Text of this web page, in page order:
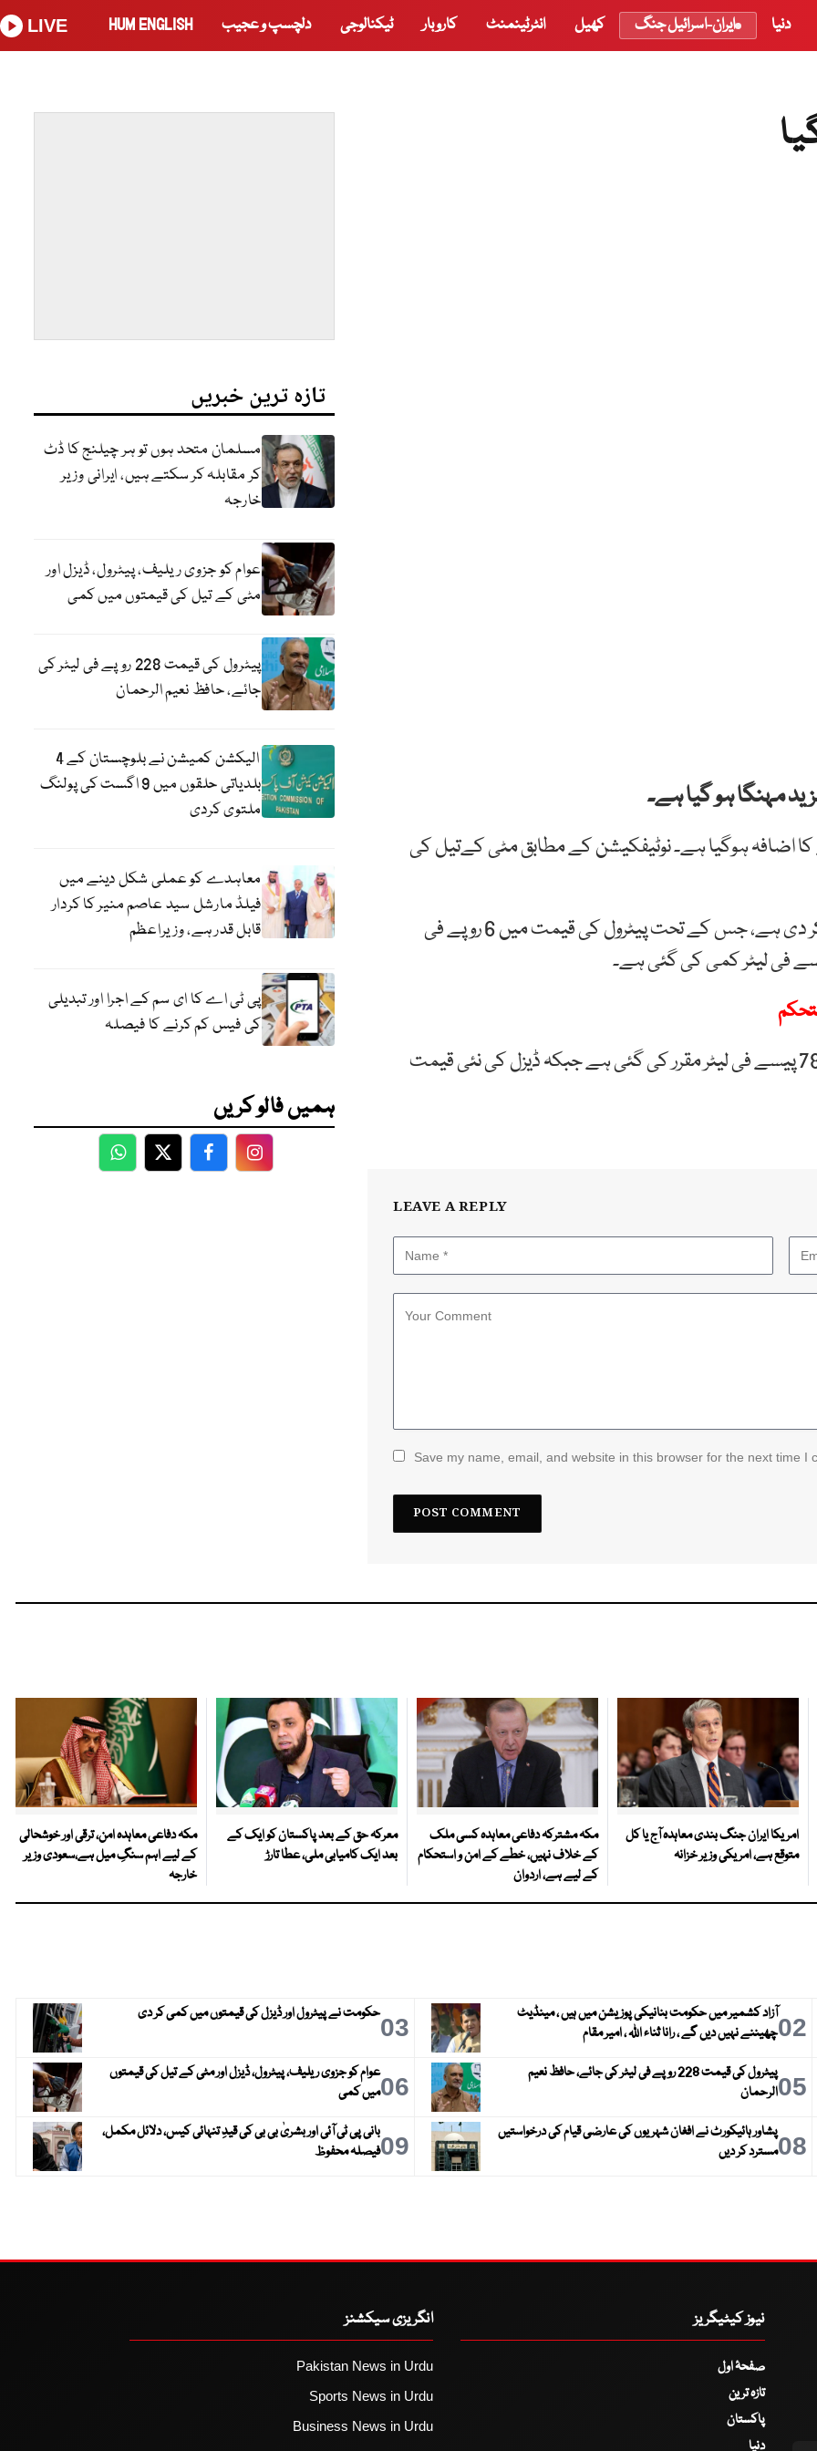
دنیا ایران-اسرائیل جنگ کھیل انٹرٹینمنٹ کاروبار ٹیکنالوجی دلچسپ و عجیب HUM ENGLISH
LIVE
مہنگا ہو گیا ہے۔
کی فی لیٹر قیمت میں ایک روپے 71 پیسے کا اضافہ ہوگیا ہے۔ نوٹیفکیشن کے مطابق مٹی کےتیل کی
حکومت نے پیٹرولیم مصنوعات کی قیمتوں میں کمی کر دی ہے، جس کے تحت پیٹرول کی قیمت میں 6 روپے فی
نوٹیفکیشن کے مطابق پیٹرول کی نئی قیمت 402 روپے 78 پیسے فی لیٹر مقرر کی گئی ہے جبکہ ڈیزل کی نئی قیمت
LEAVE A REPLY
Save my name, email, and website in this browser for the next time I
تازہ ترین خبریں
مسلمان متحد ہوں تو ہر چیلنج کا ڈٹ
کر مقابلہ کر سکتے ہیں، ایرانی وزیر
خارجہ
عوام کو جزوی ریلیف، پیٹرول، ڈیزل اور
مٹی کے تیل کی قیمتوں میں کمی
پیٹرول کی قیمت 228 روپے فی لیٹر کی
جائے، حافظ نعیم الرحمان
الیکشن کمیشن نے بلوچستان کے 4
بلدیاتی حلقوں میں 9 اگست کی پولنگ
ملتوی کردی
معاہدے کو عملی شکل دینے میں
فیلڈ مارشل سید عاصم منیر کا کردار
قابل قدر ہے، وزیراعظم
پی ٹی اے کا ای سم کے اجرا اور تبدیلی
کی فیس کم کرنے کا فیصلہ
ہمیں فالو کریں
WhatsApp
TwitterFacebookFacebook
امریکا ایران جنگ بندی معاہدہ آج یا کل
متوقع ہے، امریکی وزیر خزانہ
مکہ مشترکہ دفاعی معاہدہ کسی ملک
کے خلاف نہیں، خطے کے امن و استحکام
کے لیے ہے، اردوان
معرکہ حق کے بعد پاکستان کو ایک کے
بعد ایک کامیابی ملی، عطا تارڑ
مکہ دفاعی معاہدہ امن، ترقی اور خوشحالی
کے لیے اہم سنگِ میل ہے،سعودی وزیر
خارجہ
02آزاد کشمیر میں حکومت بنانیکی پوزیشن میں ہیں ، مینڈیٹ
چھیننے نہیں دیں گے ، رانا ثناء اللہ ، امیر مقام
03حکومت نے پیٹرول اور ڈیزل کی قیمتوں میں کمی کر دی
05
پیٹرول کی قیمت 228 روپے فی لیٹر کی جائے، حافظ نعیم
الرحمان
06عوام کو جزوی ریلیف، پیٹرول، ڈیزل اور مٹی کے تیل کی قیمتوں
میں کمی
08پشاور ہائیکورٹ نے افغان شہریوں کی عارضی قیام کی درخواستیں
مسترد کر دیں
09بانی پی ٹی آئی اور بشریٰ بی بی کی قیدِ تنہائی کیس، دلائل مکمل،
فیصلہ محفوظ
نیوز کیٹیگریز
صفحۂ اول
تازہ ترین
پاکستان
دنیا
انگریزی سیکشنز
Pakistan News in Urdu
Sports News in Urdu
Business News in Urdu